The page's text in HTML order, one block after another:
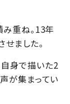
重ね。13年
ました。
身で描いた2
が集まってい